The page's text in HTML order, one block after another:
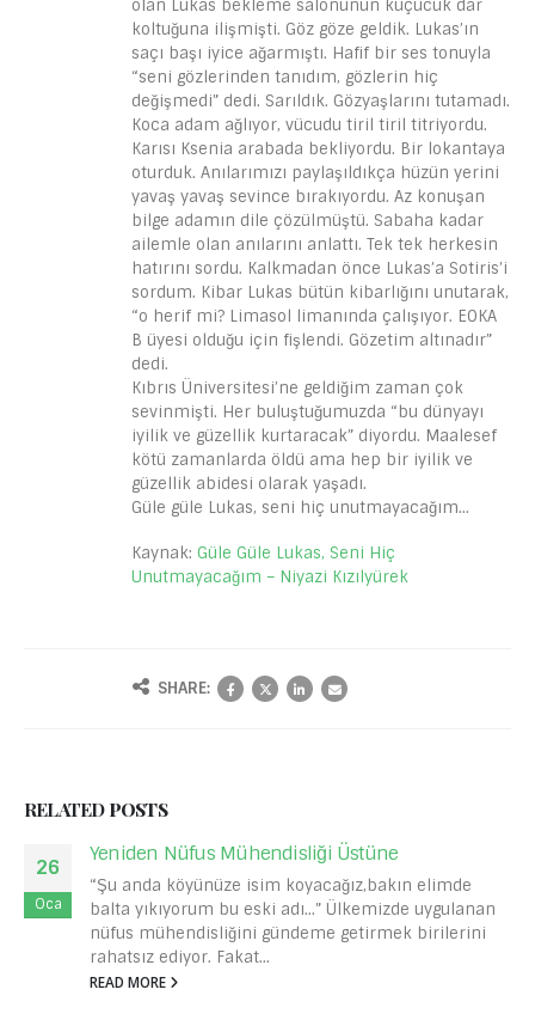
olan Lukas bekleme salonunun küçücük dar
koltuğuna ilişmişti. Göz göze geldik. Lukas’ın
saçı başı iyice ağarmıştı. Hafif bir ses tonuyla
“seni gözlerinden tanıdım, gözlerin hiç
değişmedi” dedi. Sarıldık. Gözyaşlarını tutamadı.
Koca adam ağlıyor, vücudu tiril tiril titriyordu.
Karısı Ksenia arabada bekliyordu. Bir lokantaya
oturduk. Anılarımızı paylaşıldıkça hüzün yerini
yavaş yavaş sevince bırakıyordu. Az konuşan
bilge adamın dile çözülmüştü. Sabaha kadar
ailemle olan anılarını anlattı. Tek tek herkesin
hatırını sordu. Kalkmadan önce Lukas’a Sotiris’i
sordum. Kibar Lukas bütün kibarlığını unutarak,
“o herif mi? Limasol limanında çalışıyor. EOKA
B üyesi olduğu için fişlendi. Gözetim altınadır”
dedi.
Kıbrıs Üniversitesi’ne geldiğim zaman çok
sevinmişti. Her buluştuğumuzda “bu dünyayı
iyilik ve güzellik kurtaracak” diyordu. Maalesef
kötü zamanlarda öldü ama hep bir iyilik ve
güzellik abidesi olarak yaşadı.
Güle güle Lukas, seni hiç unutmayacağım…
Kaynak: Güle Güle Lukas, Seni Hiç
Unutmayacağım – Niyazi Kızılyürek
SHARE:
RELATEDPOSTS
26
Oca
Yeniden Nüfus Mühendisliği Üstüne
“Şu anda köyünüze isim koyacağız,bakın elimde
balta yıkıyorum bu eski adı...” Ülkemizde uygulanan
nüfus mühendisliğini gündeme getirmek birilerini
rahatsız ediyor. Fakat...
READ MORE